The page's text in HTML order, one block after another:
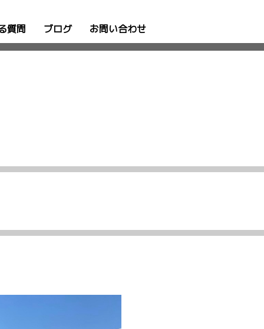
質問 ブログ お問い合わせ